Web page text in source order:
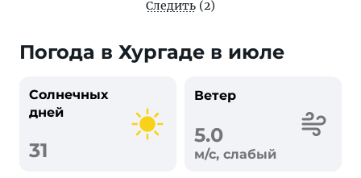
Следить (2)
Погода в Хургаде в июле
Солнечных
дней
31
Ветер
5.0
м/с, слабый